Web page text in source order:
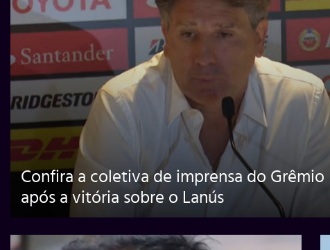
Confira a coletiva de imprensa do Grêmio
após a vitória sobre o Lanús